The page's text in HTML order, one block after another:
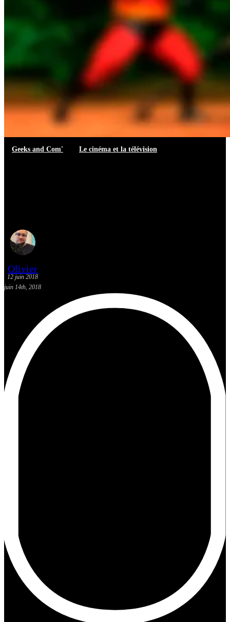
Geeks and Com' Le cinéma et la télévision
Olivier
12 juin 2018
juin 14th, 2018